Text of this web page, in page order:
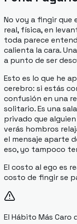
No voy a fingir que
real, física, en
toda parece
calienta la cara.
a punto de ser
Esto es lo que he
cerebro: si estás
confusión en una
solitario. Es una
privado que
verás hombros
el mensaje aparte
eso, yo tampoco
El costo al ego es
costo de fingir se
El Hábito Más Caro